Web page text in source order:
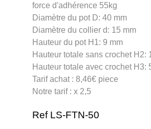
force d'adhérence 55kg
Diamètre du pot D: 40 mm
Diamètre du collier d: 15 mm
Hauteur du pot H1: 9 mm
Hauteur totale sans crochet H2:
Hauteur totale avec crochet H3:
Tarif achat : 8,46€ piece
Notre tarif : x 2,5
Ref LS-FTN-50